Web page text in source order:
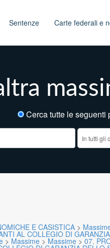
Sentenze Carte federali e
Cerca tutte le
E CASISTICA >
AL COLLEGIO DI
> Massime > Massime > 07.